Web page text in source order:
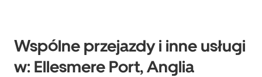
Wspólne przejazdy i inne usługi
w: Ellesmere Port, Anglia